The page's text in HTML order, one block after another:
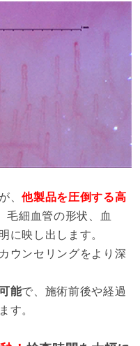
、他製品を圧倒する高
毛細血管の形状、血
に映し出します。
ウンセリングをより深
能で、施術前後や経過
す。